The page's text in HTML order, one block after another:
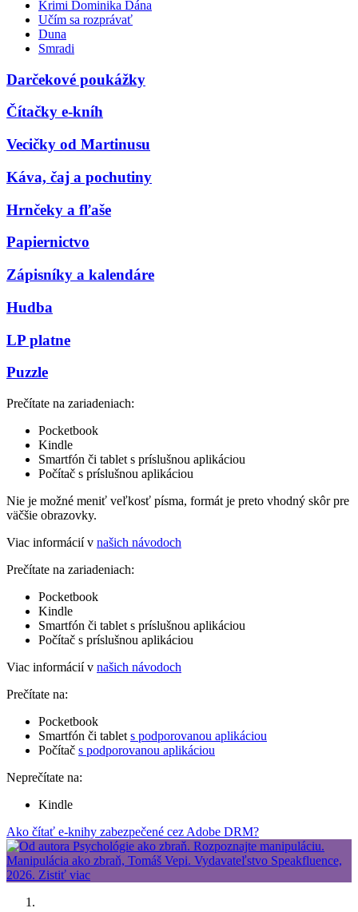
Krimi Dominika Dána
Učím sa rozprávať
Duna
Smradi
Darčekové poukážky
Čítačky e-kníh
Vecičky od Martinusu
Káva, čaj a pochutiny
Hrnčeky a fľaše
Papiernictvo
Zápisníky a kalendáre
Hudba
LP platne
Puzzle
Prečítate na zariadeniach:
Pocketbook
Kindle
Smartfón či tablet s príslušnou aplikáciou
Počítač s príslušnou aplikáciou
Nie je možné meniť veľkosť písma, formát je preto vhodný skôr pre
väčšie obrazovky.
Viac informácií v našich návodoch
Prečítate na zariadeniach:
Pocketbook
Kindle
Smartfón či tablet s príslušnou aplikáciou
Počítač s príslušnou aplikáciou
Viac informácií v našich návodoch
Prečítate na:
Pocketbook
Smartfón či tablet s podporovanou aplikáciou
Počítač s podporovanou aplikáciou
Neprečítate na:
Kindle
Ako čítať e-knihy zabezpečené cez Adobe DRM?